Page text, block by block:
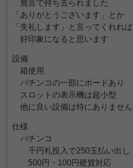
無言で持ち去られました
「ありがとうございます」とか
「失礼します」と言ってくれれば
好印象になると思います
設備
箱使用
パチンコの一部にボードあり
スロットの表示機は超小型
他に良い設備は特にありません
仕様
パチンコ
千円札投入で250玉払い出し
500円・100円硬貨対応